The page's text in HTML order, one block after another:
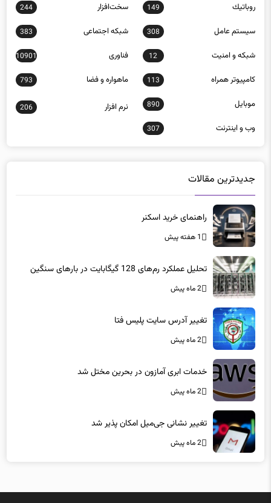
روباتيك 149 سخت‌افزار 244
سيستم عامل 308 شبكه اجتماعی 383
شبكه و امنيت 12 فناوری 10901
كامپيوتر همراه 113 ماهواره و فضا 793
موبايل 890 نرم افزار 206
وب و اينترنت 307
جدیدترین مقالات
راهنمای خرید اسکنر
1 هفته پیش
تحلیل عملکرد رم‌های 128 گیگابایت در بارهای سنگین
2 ماه پیش
تغییر آدرس سایت پلیس فتا
2 ماه پیش
خدمات ابری آمازون در بحرین مختل شد
2 ماه پیش
تغییر نشانی جی‌میل امکان پذیر شد
2 ماه پیش